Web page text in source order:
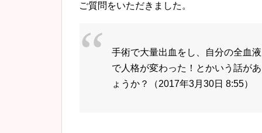
ご質問をいただきました。
手術で大量出血をし、
自分の全血
で人格が変わった！とかいう話が
ょうか？（2017年3月30日 8:55）